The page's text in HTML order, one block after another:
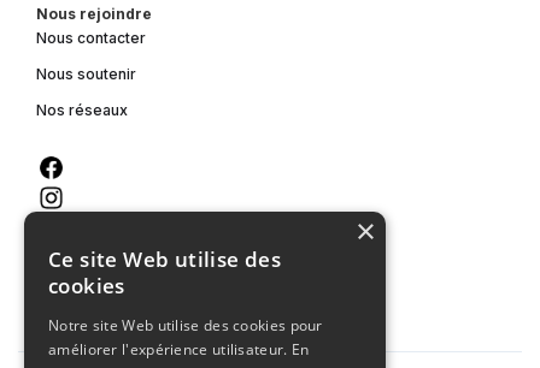
Nous rejoindre
Nous contacter
Nous soutenir
Nos réseaux
×
Ce site Web utilise des
cookies
Notre site Web utilise des cookies pour
améliorer l'expérience utilisateur. En